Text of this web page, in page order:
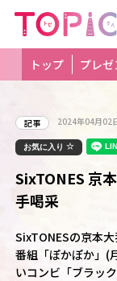
トップ プレゼ
記事 2024年04月02
お気に入り
SixTONES 京
手喝采
SixTONESの京本
番組「ぽかぽか」(
いコンビ「ブラッ